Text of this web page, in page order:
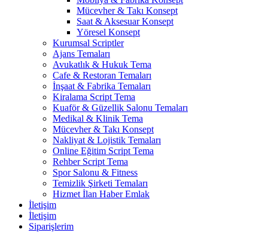
Mücevher & Takı Konsept
Saat & Aksesuar Konsept
Yöresel Konsept
Kurumsal Scriptler
Ajans Temaları
Avukatlık & Hukuk Tema
Cafe & Restoran Temaları
İnşaat & Fabrika Temaları
Kiralama Script Tema
Kuaför & Güzellik Salonu Temaları
Medikal & Klinik Tema
Mücevher & Takı Konsept
Nakliyat & Lojistik Temaları
Online Eğitim Script Tema
Rehber Script Tema
Spor Salonu & Fitness
Temizlik Şirketi Temaları
Hizmet İlan Haber Emlak
İletişim
İletişim
Siparişlerim